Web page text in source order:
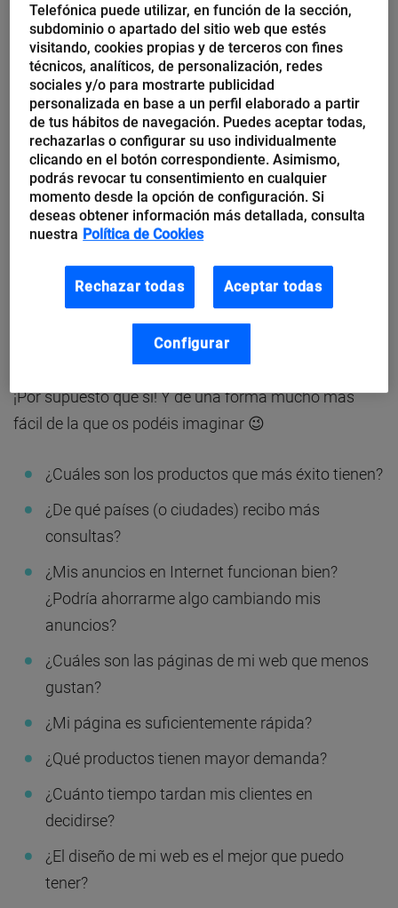
Pero, ¿cómo podemos observarlos si nuestra tienda
es virtualy acceden a nuestra tienda desde la
comodidad de su hogar?
Una web es como una caja negra, de la que
desconocemos lo que hay en su interior.
Simplemente sabemos que funciona, porque si
entramos desde nuestro navegador favorito al
dominio correcto, podemos verla. Y sabemos que
alguien más ha visitado la página, porque hemos
visto algún comentario o hemos recibido una
consulta sobre alguno de nuestros productos pero,
¿podemos saber algo más?
¡Por supuesto que sí! Y de una forma mucho más
fácil de la que os podéis imaginar 😉
¿Cuáles son los productos que más éxito tienen?
¿De qué países (o ciudades) recibo más
consultas?
¿Mis anuncios en Internet funcionan bien?
¿Podría ahorrarme algo cambiando mis
anuncios?
¿Cuáles son las páginas de mi web que menos
gustan?
¿Mi página es suficientemente rápida?
¿Qué productos tienen mayor demanda?
¿Cuánto tiempo tardan mis clientes en
decidirse?
¿El diseño de mi web es el mejor que puedo
tener?
Telefónica puede utilizar, en función de la sección,
subdominio o apartado del sitio web que estés
visitando, cookies propias y de terceros con fines
técnicos, analíticos, de personalización, redes
sociales y/o para mostrarte publicidad
personalizada en base a un perfil elaborado a partir
de tus hábitos de navegación. Puedes aceptar todas,
rechazarlas o configurar su uso individualmente
clicando en el botón correspondiente. Asimismo,
podrás revocar tu consentimiento en cualquier
momento desde la opción de configuración. Si
deseas obtener información más detallada, consulta
nuestra Política de Cookies
Rechazar todas Aceptar todas
Configurar